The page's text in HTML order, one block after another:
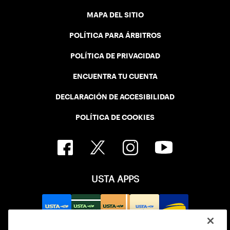
MAPA DEL SITIO
POLÍTICA PARA ÁRBITROS
POLÍTICA DE PRIVACIDAD
ENCUENTRA TU CUENTA
DECLARACIÓN DE ACCESIBILIDAD
POLÍTICA DE COOKIES
USTA APPS